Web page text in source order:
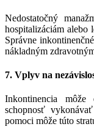
Nedostatočný
hospitalizáciám alebo
Správne
nákladným
7. Vplyv na
Inkontinencia
schopnosť
pomoci môže túto